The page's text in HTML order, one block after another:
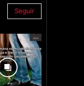
Seguir